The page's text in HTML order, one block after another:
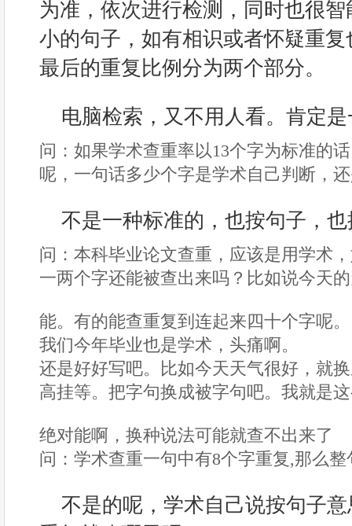
为准，依次进行检测，同时也很
小的句子，如有相识或者怀疑重
最后的重复比例分为两个部分。
电脑检索，又不用人看。肯定
问：如果学术查重率以13个字为标准的
呢，一句话多少个字是学术自己判断，
不是一种标准的，也按句子，也
问：本科毕业论文查重，应该是用学术
一两个字还能被查出来吗？比如说今天
能。有的能查重复到连起来四十个字呢。
我们今年毕业也是学术，头痛啊。
还是好好写吧。比如今天天气很好，就
高挂等。把字句换成被字句吧。我就是
绝对能啊，换种说法可能就查不出来了
问：学术查重一句中有8个字重复,那么
不是的呢，学术自己说按句子